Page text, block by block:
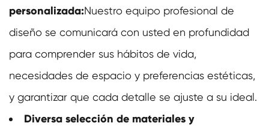
personalizada:Nuestro equipo profesional de
diseño se comunicará con usted en profundidad
para comprender sus hábitos de vida,
necesidades de espacio y preferencias estéticas,
y garantizar que cada detalle se ajuste a su ideal.
Diversa selección de materiales y